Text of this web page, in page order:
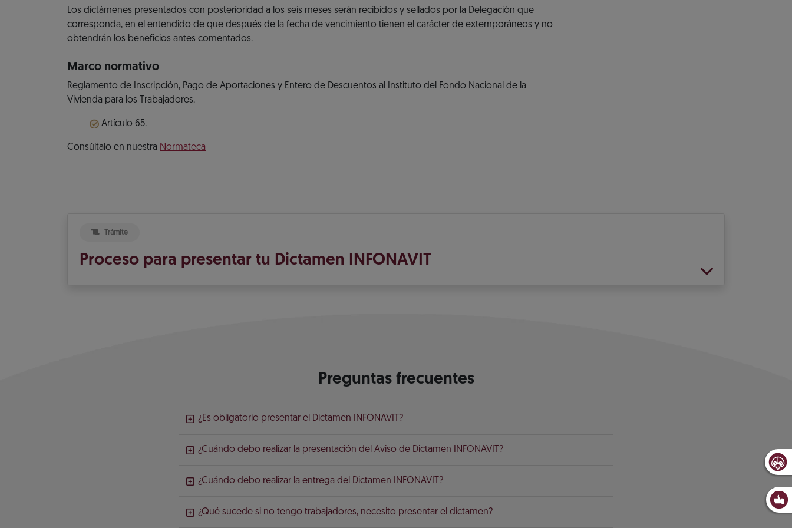
Los dictámenes presentados con posterioridad a los seis meses serán recibidos y sellados por la Delegación que
corresponda, en el entendido de que después de la fecha de vencimiento tienen el carácter de extemporáneos y no
obtendrán los beneficios antes comentados.
Marco normativo
Reglamento de Inscripción, Pago de Aportaciones y Entero de Descuentos al Instituto del Fondo Nacional de la
Vivienda para los Trabajadores.
Artículo 65.
Consúltalo en nuestra Normateca
Trámite
Proceso para presentar tu Dictamen INFONAVIT
Preguntas frecuentes
¿Es obligatorio presentar el Dictamen INFONAVIT?
¿Cuándo debo realizar la presentación del Aviso de Dictamen INFONAVIT?
¿Cuándo debo realizar la entrega del Dictamen INFONAVIT?
¿Qué sucede si no tengo trabajadores, necesito presentar el dictamen?